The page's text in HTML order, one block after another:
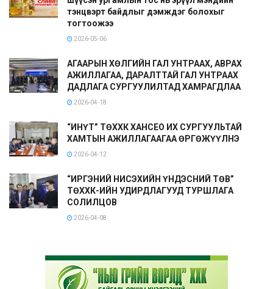
тэнцвэрт байдлыг дэмждэг болохыг
тогтоожээ
2026-05-06
АГААРЫН ХӨЛГИЙН ГАЛ УНТРААХ, АВРАХ
АЖИЛЛАГАА, ДАРАЛТТАЙ ГАЛ УНТРААХ
ДАДЛАГА СУРГУУЛИЛТАД ХАМРАГДЛАА
2026-04-18
“ИНҮТ” ТӨХХК ХАНСЕО ИХ СУРГУУЛЬТАЙ
ХАМТЫН АЖИЛЛАГААГАА ӨРГӨЖҮҮЛНЭ
2026-04-12
“ИРГЭНИЙ НИСЭХИЙН ҮНДЭСНИЙ ТӨВ”
ТӨХХК-ИЙН УДИРДЛАГУУД ТУРШЛАГА
СОЛИЛЦОВ
2026-04-08